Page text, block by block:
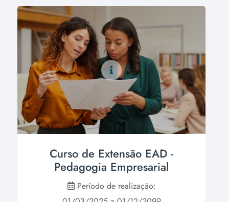
Curso de Extensão EAD -
Pedagogia Empresarial
Período de realização: